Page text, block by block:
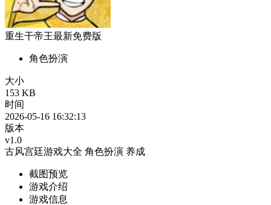
重生干帝王最新免费版
角色扮演
大小
153 KB
时间
2026-05-16 16:32:13
版本
v1.0
古风宫廷游戏大全 角色扮演 养成
截图预览
游戏介绍
游戏信息